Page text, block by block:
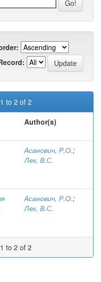
to 2 of 2
Author(s)
Асанович, Р.О.;
Лех, В.С.
Асанович, Р.О.;
Лех, В.С.
to 2 of 2